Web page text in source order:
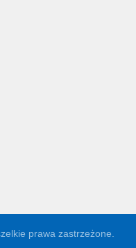
prawa zastrzeżone.